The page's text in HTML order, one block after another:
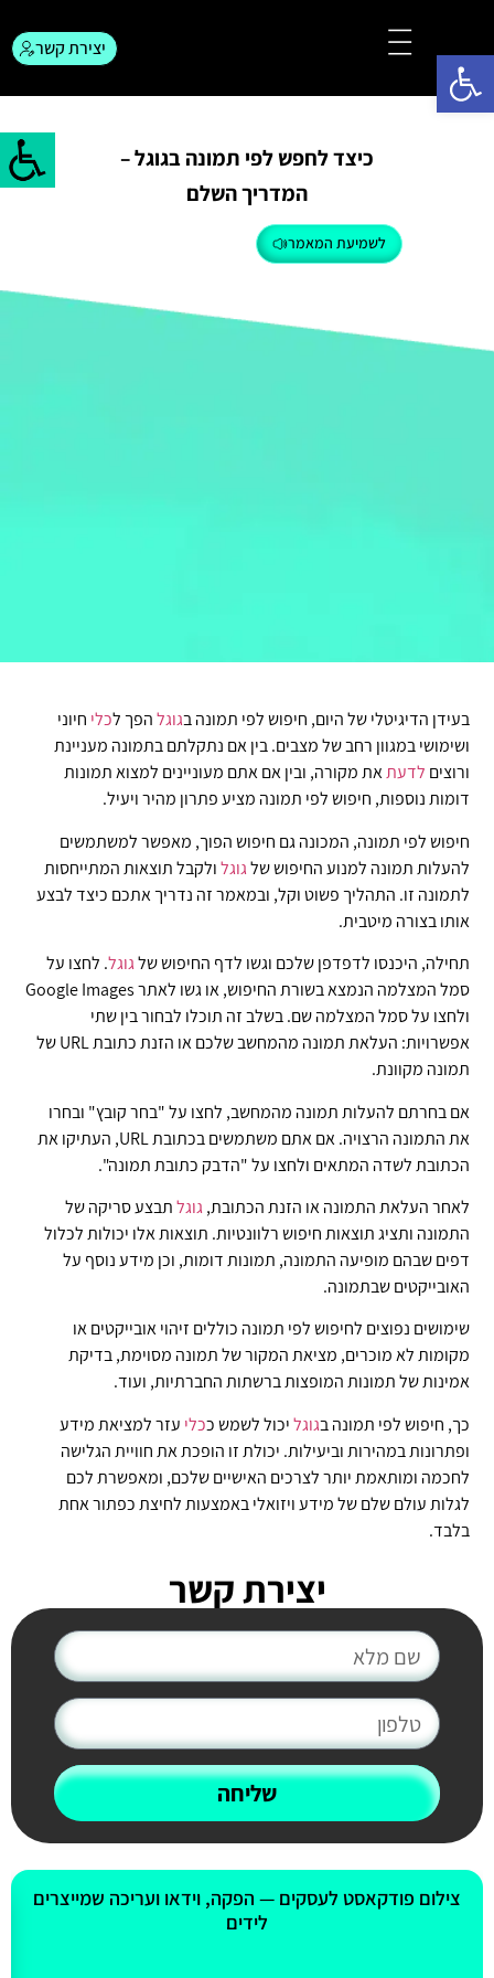
יצירת קשר
כיצד לחפש לפי תמונה בגוגל –
המדריך השלם
לשמיעת המאמר
בעידן הדיגיטלי של היום, חיפוש לפי תמונה בגוגלהפך לכלי חיוני
ושימושי במגוון רחב של מצבים. בין אם נתקלתם בתמונה מעניינת
ורוצים לדעתאת מקורה, ובין אם אתם מעוניינים למצוא תמונות
דומות נוספות, חיפוש לפי תמונה מציע פתרון מהיר ויעיל.
חיפוש לפי תמונה, המכונה גם חיפוש הפוך, מאפשר למשתמשים
להעלות תמונה למנוע החיפוש שלגוגלולקבל תוצאות המתייחסות
לתמונה זו. התהליך פשוט וקל, ובמאמר זה נדריך אתכם כיצד לבצע
אותו בצורה מיטבית.
תחילה, היכנסו לדפדפן שלכם וגשו לדף החיפוש שלגוגל. לחצו על
סמל המצלמה הנמצא בשורת החיפוש, או גשו לאתר Google Images
ולחצו על סמל המצלמה שם. בשלב זה תוכלו לבחור בין שתי
אפשרויות: העלאת תמונה מהמחשב שלכם או הזנת כתובת URL של
תמונה מקוונת.
אם בחרתם להעלות תמונה מהמחשב, לחצו על "בחר קובץ" ובחרו
את התמונה הרצויה. אם אתם משתמשים בכתובת URL, העתיקו את
הכתובת לשדה המתאים ולחצו על "הדבק כתובת תמונה".
לאחר העלאת התמונה או הזנת הכתובת,גוגלתבצע סריקה של
התמונה ותציג תוצאות חיפוש רלוונטיות. תוצאות אלו יכולות לכלול
דפים שבהם מופיעה התמונה, תמונות דומות, וכן מידע נוסף על
האובייקטים שבתמונה.
שימושים נפוצים לחיפוש לפי תמונה כוללים זיהוי אובייקטים או
מקומות לא מוכרים, מציאת המקור של תמונה מסוימת, בדיקת
אמינות של תמונות המופצות ברשתות החברתיות, ועוד.
כך, חיפוש לפי תמונה בגוגליכול לשמש ככלי עזר למציאת מידע
ופתרונות במהירות וביעילות. יכולת זו הופכת את חוויית הגלישה
לחכמה ומותאמת יותר לצרכים האישיים שלכם, ומאפשרת לכם
לגלות עולם שלם של מידע ויזואלי באמצעות לחיצת כפתור אחת
בלבד.
יצירת קשר
שליחה
אולי יעניין אותך גם
צילום פודקאסט לעסקים — הפקה, וידאו ועריכה שמייצרים
לידים
פתח סרגל נגישות